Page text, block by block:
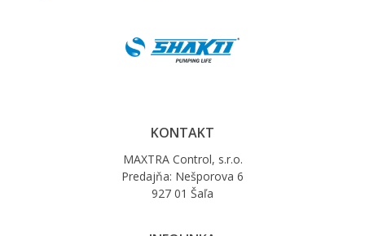
KONTAKT
MAXTRA Control, s.r.o.
Predajňa: Nešporova 6
927 01 Šaľa